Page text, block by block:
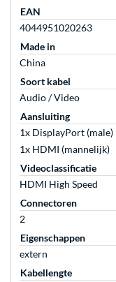
EAN
4044951020263
Made in
China
Soort kabel
Audio / Video
Aansluiting
1x DisplayPort (male)
1x HDMI (mannelijk)
Videoclassificatie
HDMI High Speed
Connectoren
2
Eigenschappen
extern
Kabellengte